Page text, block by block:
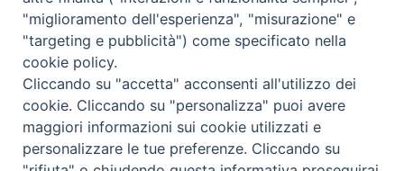
Parrocchia Santa Maria Assunta in …Continua a leggere
Diocesi di Alife-Caiazzo
Via Angelo Scorciarini Coppola, 234
"miglioramento dell'esperienza", "misurazione" e
"targeting e pubblicità") come specificato nella
cookie policy.
Cliccando su "accetta" acconsenti all'utilizzo dei
cookie. Cliccando su "personalizza" puoi avere
maggiori informazioni sui cookie utilizzati e
personalizzare le tue preferenze. Cliccando su